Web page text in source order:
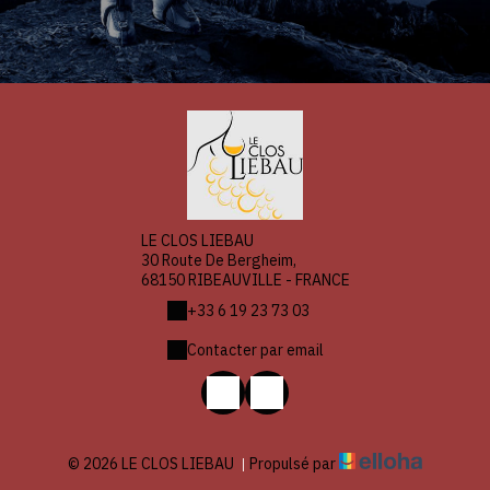
LE CLOS LIEBAU
30 Route De Bergheim,
68150 RIBEAUVILLE - FRANCE
+33 6 19 23 73 03
Contacter par email
© 2026 LE CLOS LIEBAU | Propulsé par